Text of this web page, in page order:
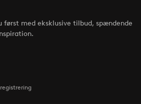
først med eksklusive tilbud, spændende